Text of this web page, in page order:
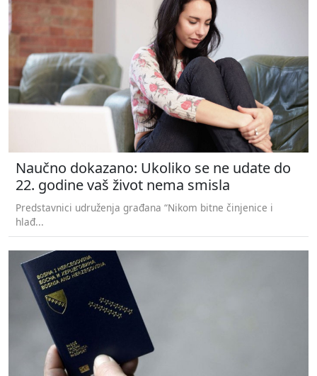
Naučno dokazano: Ukoliko se ne udate do
22. godine vaš život nema smisla
Predstavnici udruženja građana “Nikom bitne činjenice i
hlađ...